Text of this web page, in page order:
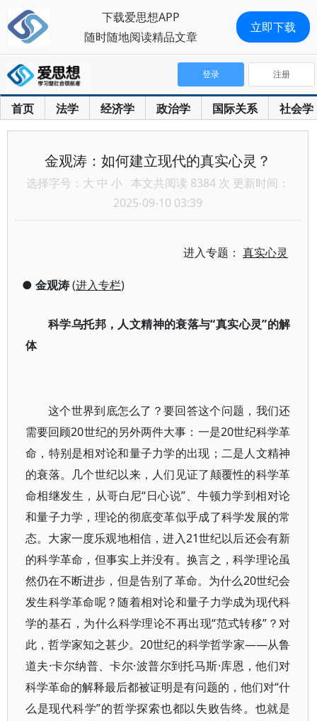
首页 法学 经济学 政治学 国际关系 社会学
登录 注册
金观涛：如何建立现代的真实心灵？
选择字号： 大 中 小 本文共阅读 8384 次 更新时间：
2025-09-10 03:39
进入专题：真实心灵
● 金观涛(进入专栏)
科学乌托邦，人文精神的衰落与“真实心灵”的解
体
这个世界到底怎么了？要回答这个问题，我们还
需要回顾20世纪的另外两件大事：一是20世纪科学革
命，特别是相对论和量子力学的出现；二是人文精神
的衰落。几个世纪以来，人们见证了颠覆性的科学革
命相继发生，从哥白尼“日心说”、牛顿力学到相对论
和量子力学，理论的彻底变革似乎成了科学发展的常
态。大家一度乐观地相信，进入21世纪以后还会有新
的科学革命，但事实上并没有。换言之，科学理论虽
然仍在不断进步，但是告别了革命。为什么20世纪会
发生科学革命呢？随着相对论和量子力学成为现代科
学的基石，为什么科学理论不再出现“范式转移”？对
此，哲学家知之甚少。20世纪的科学哲学家——从鲁
道夫·卡尔纳普、卡尔·波普尔到托马斯·库恩，他们对
科学革命的解释最后都被证明是有问题的，他们对“什
么是现代科学”的哲学探索也都以失败告终。也就是
下载爱思想APP
随时随地阅读精品文章
立即下载